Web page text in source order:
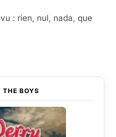
: rien, nul, nada, que
BOYS